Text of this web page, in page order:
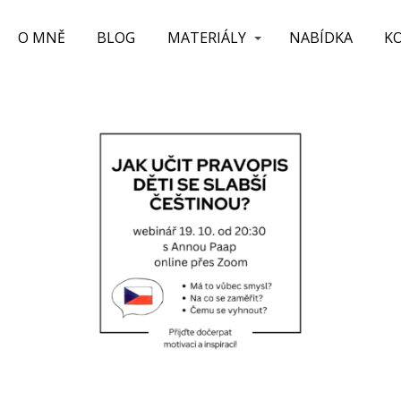
O MNĚ BLOG MATERIÁLY NABÍDKA